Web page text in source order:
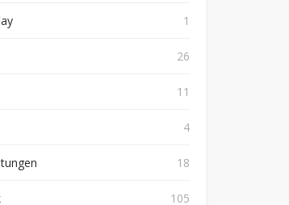
1
26
11
4
18
105